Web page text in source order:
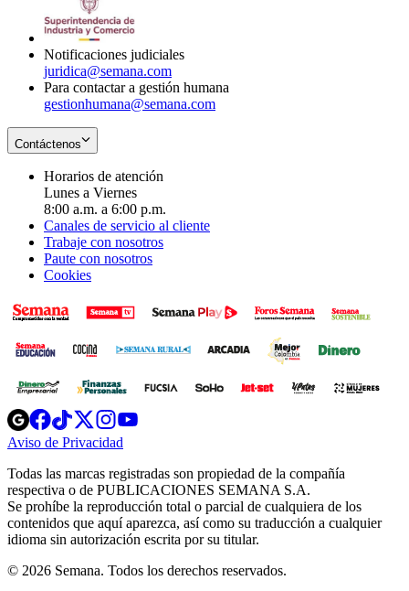
Notificaciones judiciales
juridica@semana.com
Para contactar a gestión humana
gestionhumana@semana.com
Contáctenos
Horarios de atención
Lunes a Viernes
8:00 a.m. a 6:00 p.m.
Canales de servicio al cliente
Trabaje con nosotros
Paute con nosotros
Cookies
Opens
in
new
Opens
in
new
Opens
in
new
window
Opens
new
windowwindow
Aviso de Privacidad
new
window
Todas las marcas registradas son propiedad de la compañía
respectiva o de PUBLICACIONES SEMANA S.A.
Se prohíbe la reproducción total o parcial de cualquiera de los
contenidos que aquí aparezca, así como su traducción a cualquier
idioma sin autorización escrita por su titular.
© 2026 Semana. Todos los derechos reservados.